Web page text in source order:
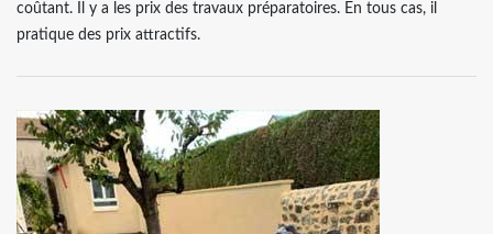
coûtant. Il y a les prix des travaux préparatoires. En tous cas, il
pratique des prix attractifs.